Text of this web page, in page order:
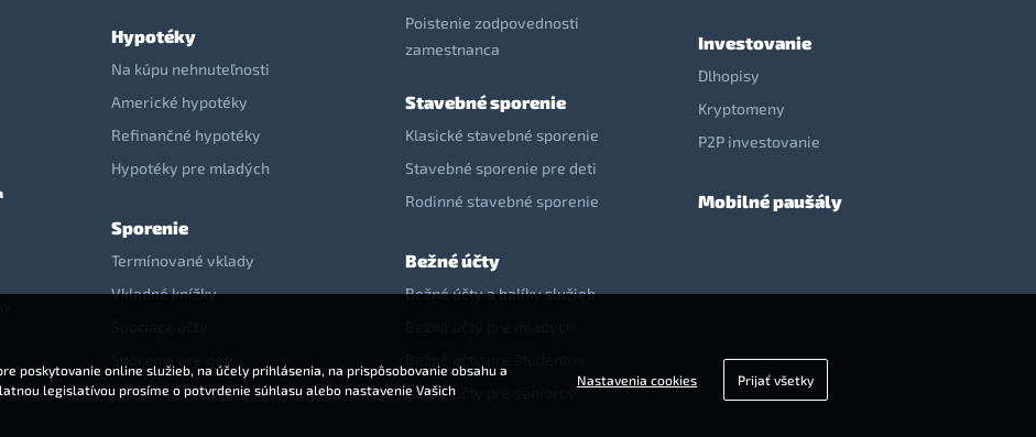
Hypotéky
Na kúpu nehnuteľnosti
Americké hypotéky
Refinančné hypotéky
Hypotéky pre mladých
Sporenie
Termínované vklady
Vkladné knížky
Poistenie zodpovednosti
zamestnanca
Stavebné sporenie
Klasické stavebné sporenie
Stavebné sporenie pre deti
Rodinné stavebné sporenie
Bežné účty
Bežné účty a balíky služieb
Bežné účty pre seniorov
Investovanie
Dlhopisy
Kryptomeny
P2P investovanie
Mobilné paušály
poskytovanie online služieb, na účely prihlásenia, na prispôsobovanie obsahu a
legislatívou prosíme o potvrdenie súhlasu alebo nastavenie Vašich
Nastavenia cookies Prijať všetky